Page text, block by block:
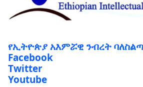
የኢትዮጵያ አእምሯዊ ንብረት
Facebook
Twitter
Youtube